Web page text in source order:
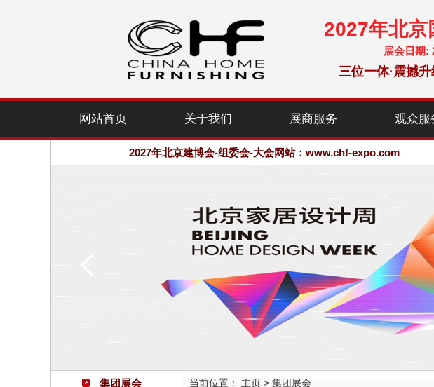
2027年北京
展会日期:
三位一体·震撼
网站首页 关于我们 展商服务 观众服
2027年北京建博会-组委会-大会网站：www.chf-expo.com
欢迎访问·2027年北京国际家居产业博览会·大会网站
2027年北京建博会-组委会-大会网站：www.chf-expo.com
集团展会 当前位置： 主页 > 集团展会